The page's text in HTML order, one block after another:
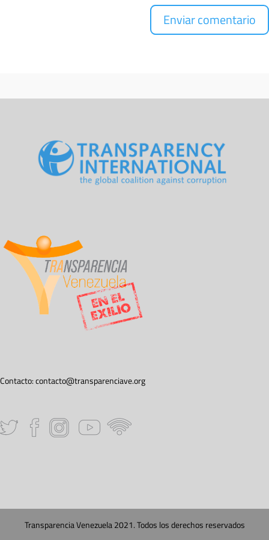
Contacto:contacto@transparenciave.org
Transparencia Venezuela 2021. Todos los derechos reservados